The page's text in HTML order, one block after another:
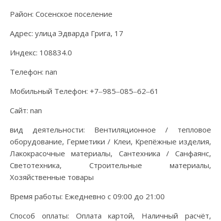
Район: Сосенское поселение
Адрес: улица Эдварда Грига, 17
Индекс: 108834.0
Телефон: nan
Мобильный Телефон: +7‒985‒085‒62‒61
Сайт: nan
вид деятельности: Вентиляционное / тепловое
оборудование, Герметики / Клеи, Крепёжные изделия,
Лакокрасочные материалы, Сантехника / Санфаянс,
Светотехника, Строительные материалы,
Хозяйственные товары
Время работы: Ежедневно с 09:00 до 21:00
Способ оплаты: Оплата картой, Наличный расчёт,